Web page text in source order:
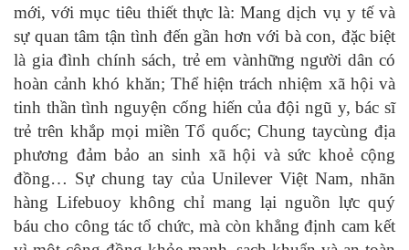
mới, với mục tiêu thiết thực là: Mang dịch vụ y tế và
sự quan tâm tận tình đến gần hơn với bà con, đặc biệt
là gia đình chính sách, trẻ em vànhững người dân có
hoàn cảnh khó khăn; Thể hiện trách nhiệm xã hội và
tinh thần tình nguyện cống hiến của đội ngũ y, bác sĩ
trẻ trên khắp mọi miền Tổ quốc; Chung taycùng địa
phương đảm bảo an sinh xã hội và sức khoẻ cộng
đồng… Sự chung tay của Unilever Việt Nam, nhãn
hàng Lifebuoy không chỉ mang lại nguồn lực quý
báu cho công tác tổ chức, mà còn khẳng định cam kết